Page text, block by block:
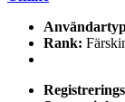
Rank: